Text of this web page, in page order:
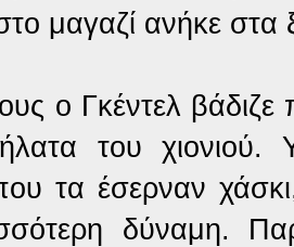
μαγαζί ανήκε στα
ο Γκέντελ βάδιζε
του
τα έσερναν
δύναμη.